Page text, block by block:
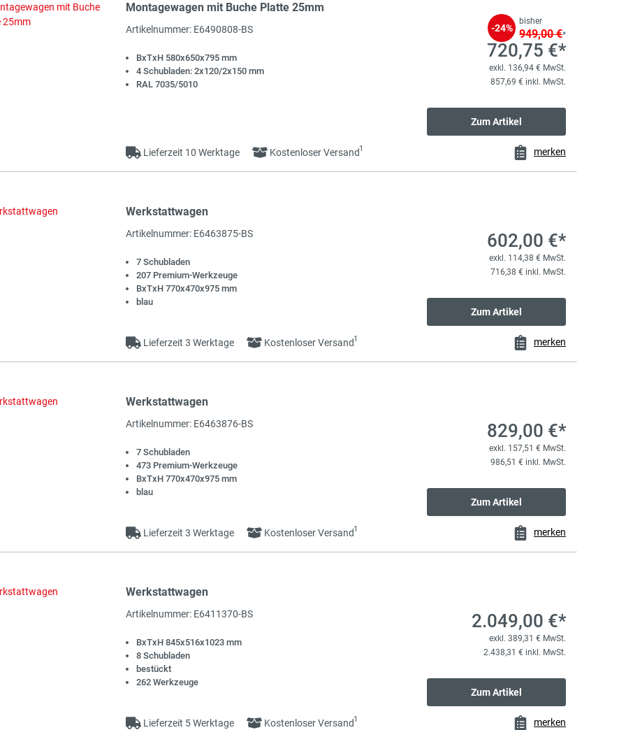
Montagewagen mit Buche Platte 25mm
Artikelnummer: E6490808-BS
BxTxH 580x650x795 mm
4 Schubladen: 2x120/2x150 mm
RAL 7035/5010
Lieferzeit 10 Werktage Kostenloser Versand1
-24%
bisher
949,00 €*
720,75 €*
exkl. 136,94 € MwSt.
857,69 € inkl. MwSt.
Zum Artikel
merken
Werkstattwagen
Artikelnummer: E6463875-BS
7 Schubladen
207 Premium-Werkzeuge
BxTxH 770x470x975 mm
blau
Lieferzeit 3 Werktage Kostenloser Versand1
602,00 €*
exkl. 114,38 € MwSt.
716,38 € inkl. MwSt.
Zum Artikel
merken
Werkstattwagen
Artikelnummer: E6463876-BS
7 Schubladen
473 Premium-Werkzeuge
BxTxH 770x470x975 mm
blau
Lieferzeit 3 Werktage Kostenloser Versand1
829,00 €*
exkl. 157,51 € MwSt.
986,51 € inkl. MwSt.
Zum Artikel
merken
Werkstattwagen
Artikelnummer: E6411370-BS
BxTxH 845x516x1023 mm
8 Schubladen
bestückt
262 Werkzeuge
Lieferzeit 5 Werktage Kostenloser Versand1
2.049,00 €*
exkl. 389,31 € MwSt.
2.438,31 € inkl. MwSt.
Zum Artikel
merken